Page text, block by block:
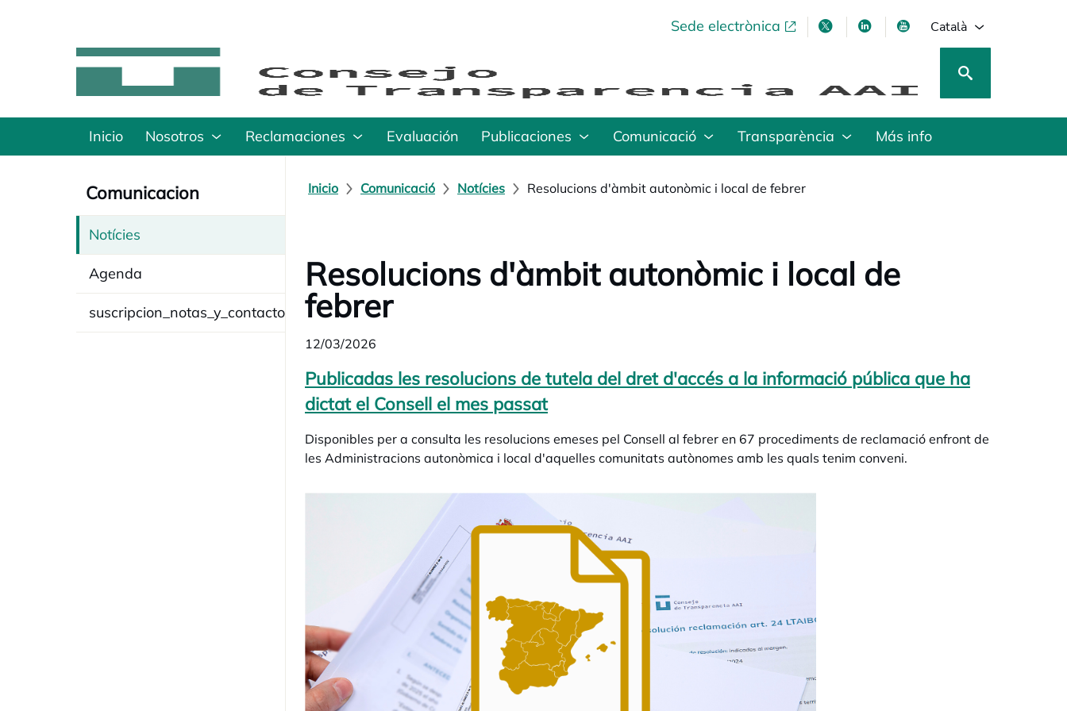
Sede electrònicaopens in a new tabopens in a new tab
opens in a new tab
opens in a new tab
Català
Inicio Nosotros Reclamaciones Evaluación Publicaciones Comunicació Transparència Más info
Comunicacion
Notícies
Agenda
suscripcion_notas_y_contacto
Inicio Comunicació Notícies Resolucions d'àmbit autonòmic i local de febrer
Resolucions d'àmbit autonòmic i local de
febrer
12/03/2026
Publicadas les resolucions de tutela del dret d'accés a la informació pública que ha
dictat el Consell el mes passat
Disponibles per a consulta les resolucions emeses pel Consell al febrer en 67 procediments de reclamació enfront de
les Administracions autonòmica i local d'aquelles comunitats autònomes amb les quals tenim conveni.